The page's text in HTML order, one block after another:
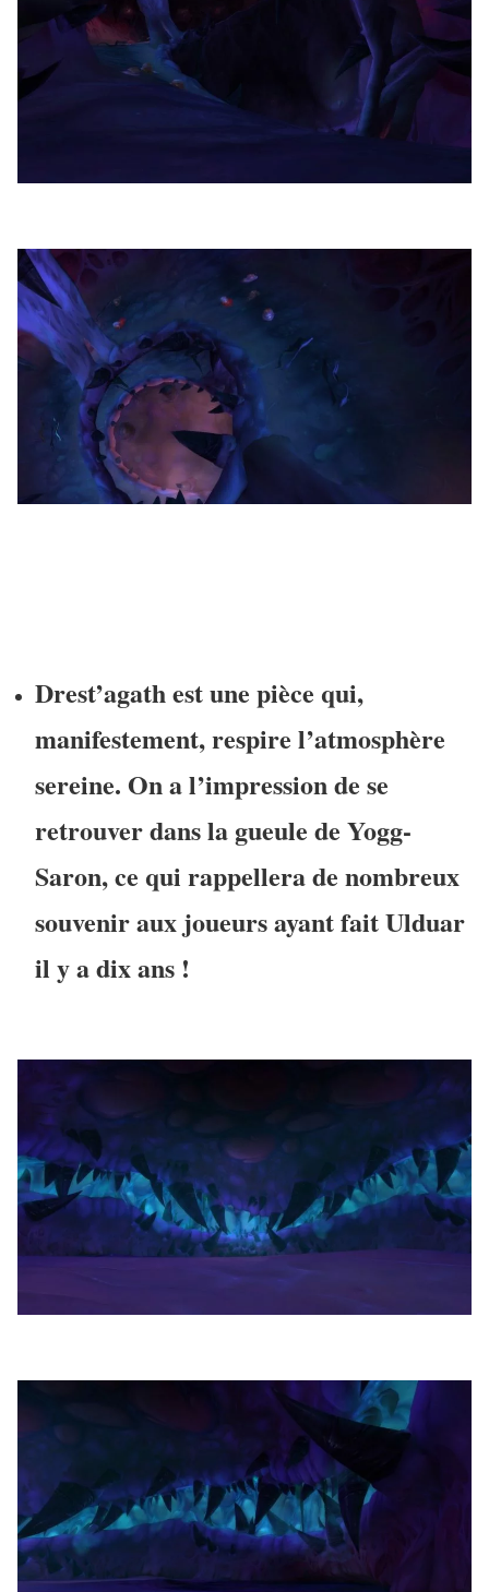
Drest’agath est une pièce qui,
manifestement, respire l’atmosphère
sereine. On a l’impression de se
retrouver dans la gueule de Yogg-
Saron, ce qui rappellera de nombreux
souvenir aux joueurs ayant fait Ulduar
il y a dix ans !